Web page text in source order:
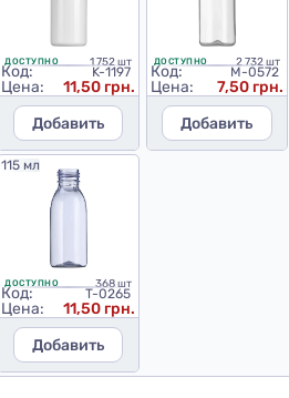
ДОСТУПНО 1 752 шт
Код: K-1197
Цена:
11,50 грн.
Добавить
ДОСТУПНО 2 732 шт
Код: M-0572
Цена:
7,50 грн.
Добавить
115 мл
ДОСТУПНО 368 шт
Код: T-0265
Цена:
11,50 грн.
Добавить